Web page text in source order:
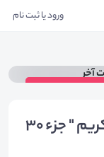
ورود یا ثبت نام
تسنیم 80 تفسیر ترتیبی قرآن کریم " جزء 30